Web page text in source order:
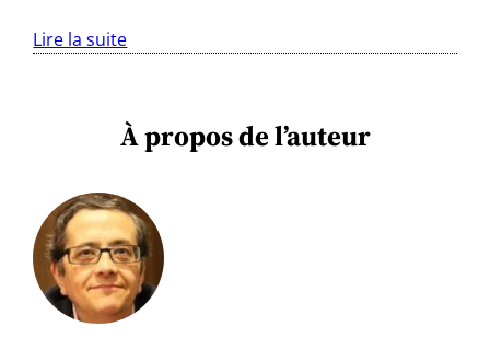
Lire la suite
À propos de l’auteur